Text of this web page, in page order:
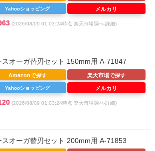
(2026/08/09 01:03:24時点 楽天市場調べ-詳細)
Yahooショッピング メルカリ
スオーガ替刃セット 150mm用 A-71847
(2026/08/09 01:03:24時点 楽天市場調べ-詳細)
Amazonで探す 楽天市場で探す
Yahooショッピング メルカリ
スオーガ替刃セット 200mm用 A-71853